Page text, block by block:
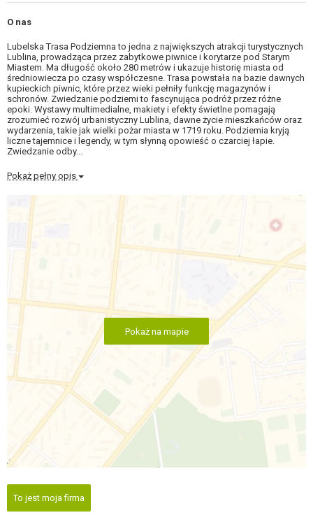
O nas
Lubelska Trasa Podziemna to jedna z największych atrakcji turystycznych
Lublina, prowadząca przez zabytkowe piwnice i korytarze pod Starym
Miastem. Ma długość około 280 metrów i ukazuje historię miasta od
średniowiecza po czasy współczesne. Trasa powstała na bazie dawnych
kupieckich piwnic, które przez wieki pełniły funkcję magazynów i
schronów. Zwiedzanie podziemi to fascynująca podróż przez różne
epoki. Wystawy multimedialne, makiety i efekty świetlne pomagają
zrozumieć rozwój urbanistyczny Lublina, dawne życie mieszkańców oraz
wydarzenia, takie jak wielki pożar miasta w 1719 roku. Podziemia kryją
liczne tajemnice i legendy, w tym słynną opowieść o czarciej łapie.
Zwiedzanie odby...
Pokaż pełny opis
Pokaż na mapie
To jest moja firma